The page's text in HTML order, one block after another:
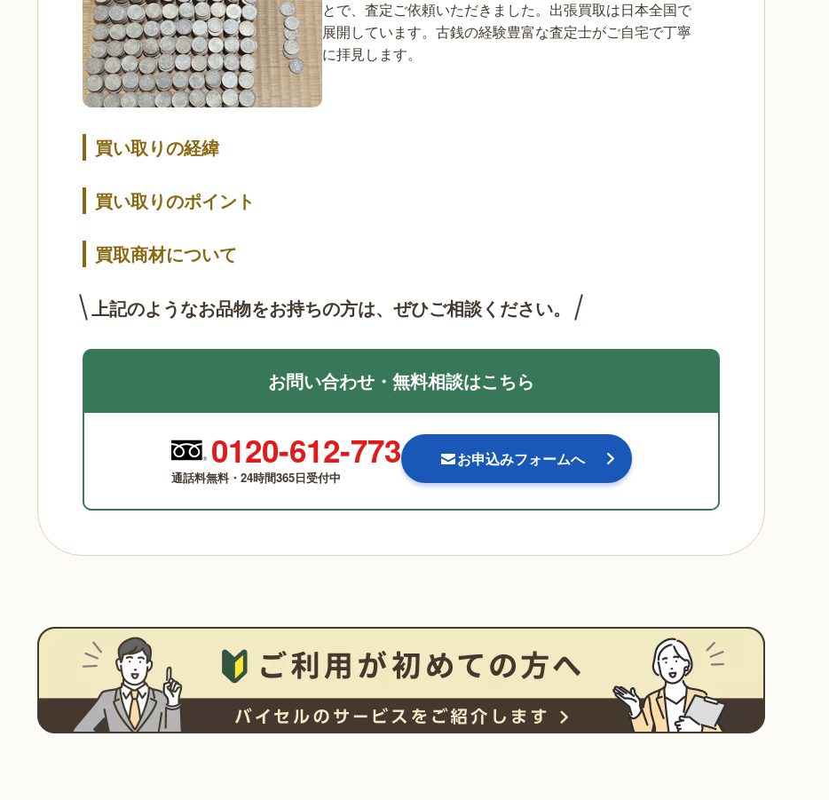
とで、査定ご依頼いただきました。出張買取は日本全国で
展開しています。古銭の経験豊富な査定士がご自宅で丁寧
に拝見します。
買い取りの経緯
買い取りのポイント
買取商材について
上記のようなお品物をお持ちの方は、 ぜひご相談ください。
お問い合わせ・無料相談はこちら
0120-612-773
通話料無料・24時間365日受付中
お申込みフォームへ